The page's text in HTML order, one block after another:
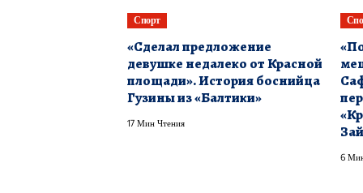
Спорт
«Сделал предложение
девушке недалеко от Красной
площади». История боснийца
Гузины из «Балтики»
17 Мин Чтения
6